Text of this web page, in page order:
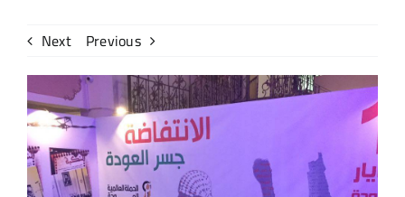
اتصل بنا
EN
Previous
Next